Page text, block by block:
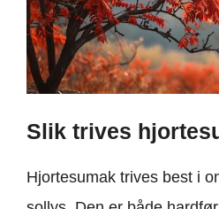
Slik trives
Hjortesumak trives best i